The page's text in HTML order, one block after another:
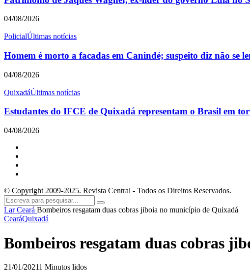
04/08/2026
PolicialÚltimas notícias
Homem é morto a facadas em Canindé; suspeito diz não se
04/08/2026
QuixadáÚltimas notícias
Estudantes do IFCE de Quixadá representam o Brasil em
04/08/2026
© Copyright 2009-2025. Revista Central - Todos os Direitos Reservados.
LarCeará Bombeiros resgatam duas cobras jiboia no município de Quixadá
CearáQuixadá
Bombeiros resgatam duas cobras
21/01/20211 Minutos lidos